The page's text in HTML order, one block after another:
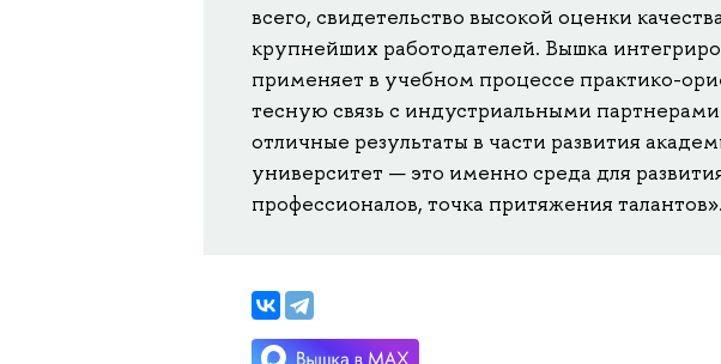
всего, свидетельство высокой оценки
крупнейших работодателей. Вышка
применяет в учебном процессе практико-
тесную связь с индустриальными
отличные результаты в части развития
университет — это именно среда для
профессионалов, точка притяжения талантов».